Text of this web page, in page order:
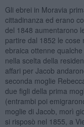
Gli ebrei in Moravia
cittadinanza ed erano
del 1848 aumentarono
partire dal 1852 le cose
ebraica ottenne
nella scelta della
affari per Jacob
seconda moglie
due figli della prima
(entrambi poi
moglie di Jacob, morì
si risposò nel 1855, a